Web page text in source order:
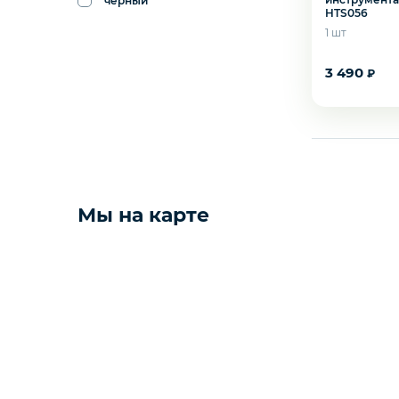
HTS056
1 шт
3 490 ₽
Мы на карте